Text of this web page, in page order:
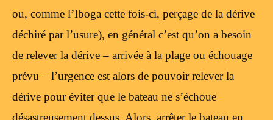
ou, comme l’Iboga cette fois-ci, perçage de la dérive
déchiré par l’usure), en général c’est qu’on a besoin
de relever la dérive – arrivée à la plage ou échouage
prévu – l’urgence est alors de pouvoir relever la
dérive pour éviter que le bateau ne s’échoue
désastreusement dessus. Alors, arrêter le bateau en